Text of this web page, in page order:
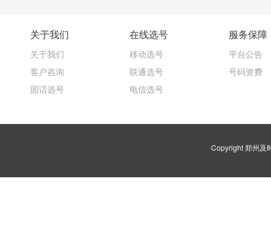
关于我们
关于我们
客户咨询
固话选号
在线选号
移动选号
联通选号
电信选号
服务保障
平台公告
号码资费
Copyright 郑州及